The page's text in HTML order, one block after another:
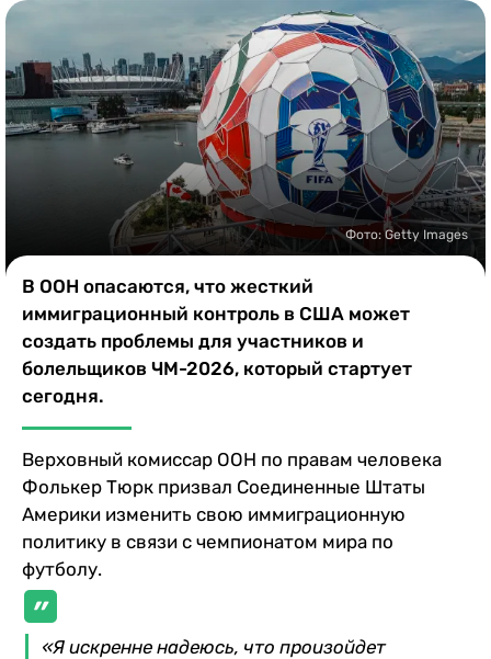
ЛЕ
ЧЕ-2028
Букмекеры
Казино
Фото: Getty Images
В ООН опасаются, что жесткий
иммиграционный контроль в США может
создать проблемы для участников и
болельщиков ЧМ-2026, который стартует
сегодня.
Верховный комиссар ООН по правам человека
Фолькер Тюрк призвал Соединенные Штаты
Америки изменить свою иммиграционную
политику в связи с чемпионатом мира по
футболу.
«Я искренне надеюсь, что произойдет